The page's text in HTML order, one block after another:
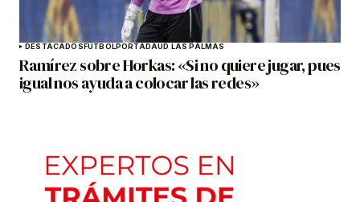
DESTACADOSFÚTBOLPORTADAUD LAS PALMAS
Ramírez sobre Horkas: «Si no quiere jugar, pues
igual nos ayuda a colocar las redes»